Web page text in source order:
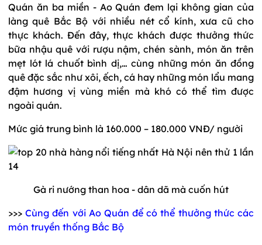
Quán ăn ba miền - Ao Quán đem lại không gian của
làng quê Bắc Bộ với nhiều nét cổ kính, xưa cũ cho
thực khách. Đến đây, thực khách được thưởng thức
bữa nhậu quê với rượu nậm, chén sành, món ăn trên
mẹt lót lá chuốt bình dị,… cùng những món ăn đồng
quê đặc sắc như xôi, ếch, cá hay những món lẩu mang
đậm hương vị vùng miền mà khó có thể tìm được
ngoài quán.
Mức giá trung bình là 160.000 – 180.000 VNĐ/ người
Gà ri nướng than hoa - dân dã mà cuốn hút
>>>Cùng đến với Ao Quán để có thể thưởng thức các
món truyền thống Bắc Bộ